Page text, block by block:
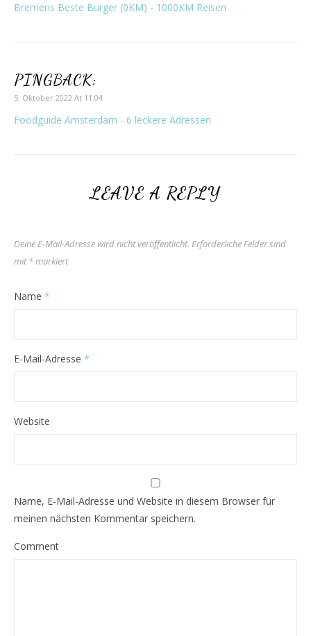
Bremens Beste Burger (0KM) - 1000KM Reisen
PINGBACK:
5. Oktober 2022 At 11:04
Foodguide Amsterdam - 6 leckere Adressen
LEAVE A REPLY
Deine E-Mail-Adresse wird nicht veröffentlicht. Erforderliche Felder sind
mit*markiert
Name *
E-Mail-Adresse *
Website
Name, E-Mail-Adresse und Website in diesem Browser für
meinen nächsten Kommentar speichern.
Comment